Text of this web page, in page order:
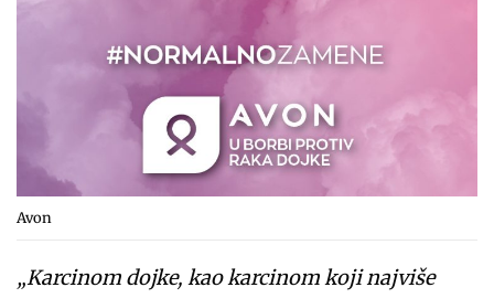
Avon
„Karcinom dojke, kao karcinom koji najviše